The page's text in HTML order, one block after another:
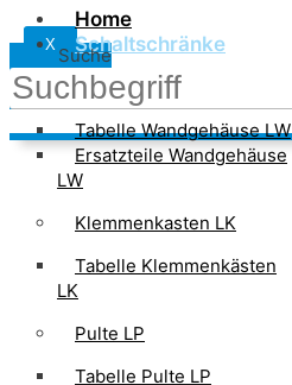
X
Home
Schaltschränke
Wandgehäuse LW
Tabelle Wandgehäuse LW
Ersatzteile Wandgehäuse
LW
Klemmenkasten LK
Tabelle Klemmenkästen
LK
Pulte LP
Tabelle Pulte LP
Suche